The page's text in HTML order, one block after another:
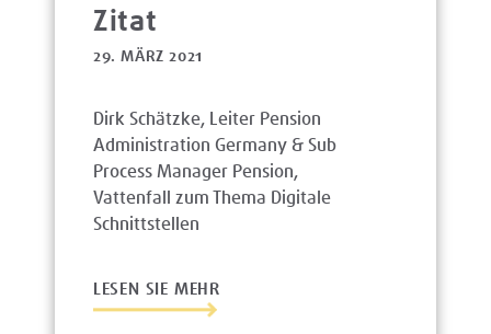
Zitat
29. MÄRZ 2021
Dirk Schätzke, Leiter Pension
Administration Germany & Sub
Process Manager Pension,
Vattenfall zum Thema Digitale
Schnittstellen
LESEN SIE MEHR